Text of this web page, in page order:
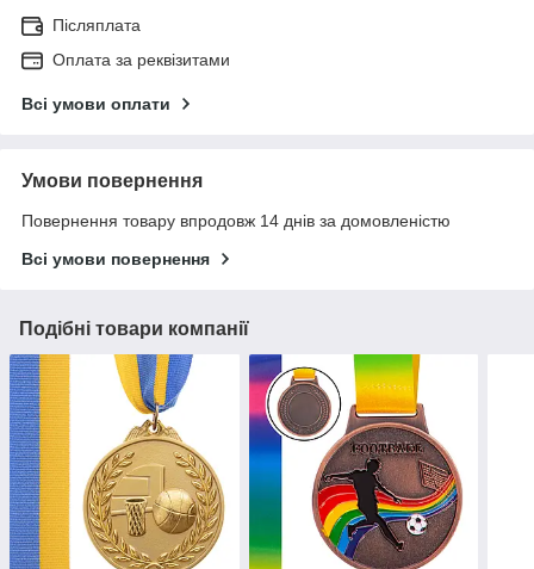
Післяплата
Оплата за реквізитами
Всі умови оплати
Умови повернення
Повернення товару впродовж 14 днів за домовленістю
Всі умови повернення
Подібні товари компанії